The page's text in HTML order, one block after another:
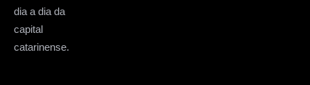
dia a dia da
capital
catarinense.